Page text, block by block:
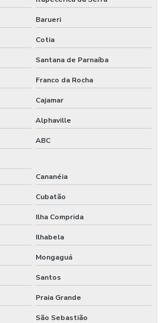
Barueri
Cotia
Santana de Parnaíba
Franco da Rocha
Cajamar
Alphaville
ABC
Cananéia
Cubatão
Ilha Comprida
Ilhabela
Mongaguá
Santos
Praia Grande
São Sebastião